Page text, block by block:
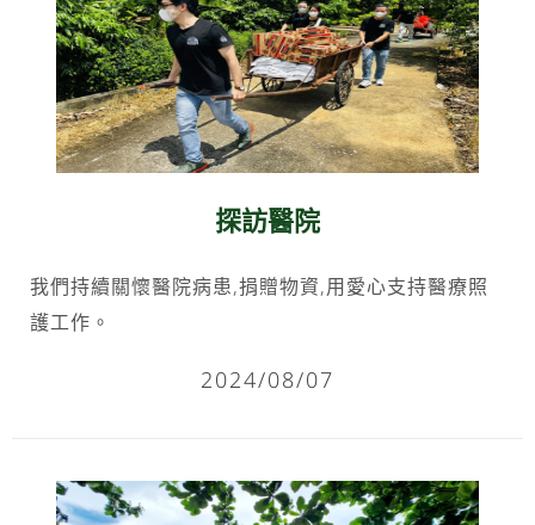
探訪醫院
我們持續關懷醫院病患,捐贈物資,用愛心支持醫療照
護工作。
2024/08/07